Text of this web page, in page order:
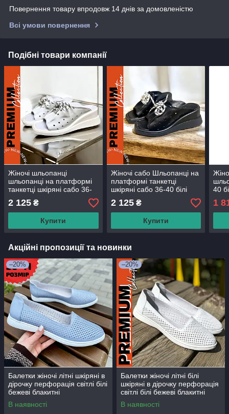
Повернення товару впродовж 14 днів за домовленістю
Всі умови повернення
Подібні товари компанії
Жіночі шльопанці
шльопанці на платформі
танкетці шкіряні сабо 36-
40 білі бежеві чорні
2 125 ₴
Купити
Жіночі сабо Шльопанці на
платформі танкетці
шкіряні сабо 36-40 білі
бежеві чорні
2 125₴
Купити
40
на
1
Акційні пропозиції та новинки
–20%
Балетки жіночі літні шкіряні в
дірочку перфорація світлі білі
бежеві блакитні
В наявності
–20%
Балетки жіночі літні білі
шкіряні в дірочку перфорація
світлі білі бежеві блакитні
чорні бузкові
В наявності